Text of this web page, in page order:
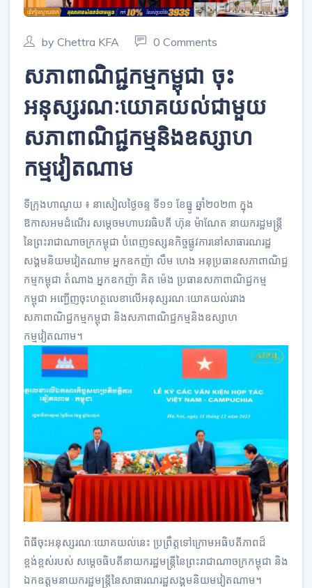
by Chettra KFA 0 Comments
សភាពាណិជ្ជកម្មកម្ពុជា ចុះ
អនុស្សរណៈយោគយល់ជាមួយ
សភាពាណិជ្ជកម្មនិងឧស្សាហ
កម្មវៀតណាម
ទីក្រុងហាណូយ ៖ នាសៀលថ្ងៃចន្ទ ទី១១ ខែធ្នូ ឆ្នាំ២០២៣ ក្នុង
ឱកាសអមដំណើរ សម្តេចមហាបវរធិបតី ហ៊ុន ម៉ាណែត នាយករដ្ឋមន្ត្រី
នៃព្រះរាជាណាចក្រកម្ពុជា បំពេញទស្សនកិច្ចផ្លូវការនៅសាធារណរដ្ឋ
សង្គមនិយមវៀតណាម អ្នកឧកញ៉ា លឹម ហេង អនុប្រធានសភាពាណិជ្ជ
កម្មកម្ពុជា តំណាង អ្នកឧកញ៉ា គិត ម៉េង ប្រធានសភាពាណិជ្ជកម្ម
កម្ពុជា អញ្ជើញចុះហត្ថលេខាលើអនុស្សរណៈយោគយល់រវាង
សភាពាណិជ្ជកម្មកម្ពុជា និងសភាពាណិជ្ជកម្មនិងឧស្សាហ
កម្មវៀតណាម។
ពិធីចុះអនុស្សរណៈយោគយល់នេះ ប្រព្រឹត្តទៅក្រោមអធិបតីភាពដ៏
ខ្ពង់ខ្ពស់របស់ សម្តេចធិបតីនាយករដ្ឋមន្ត្រីនៃព្រះរាជាណាចក្រកម្ពុជា និង
ឯកឧត្តមនាយករដ្ឋមន្ត្រីនៃសាធារណរដ្ឋសង្គមនិយមវៀតណាម។